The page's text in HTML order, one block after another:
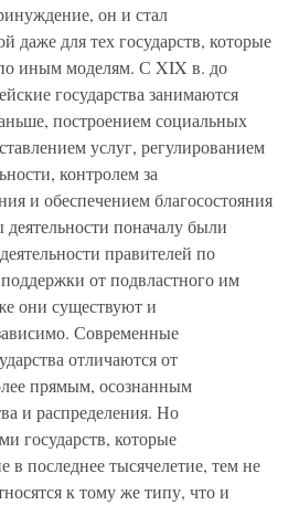
он и стал
даже для тех государств, которые
по иным моделям. С XIX в. до
государства занимаются
построением социальных
услуг, регулированием
контролем за
и обеспечением благосостояния
поначалу были
правителей по
от подвластного им
они существуют и
Современные
отличаются от
прямым, осознанным
и распределения. Но
государств, которые
в последнее тысячелетие, тем не
к тому же типу, что и